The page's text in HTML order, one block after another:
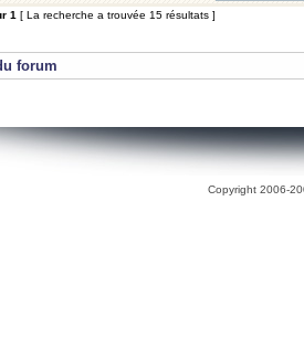
1 [ La recherche a trouvée 15 résultats ]
forum
Copyright 2006-